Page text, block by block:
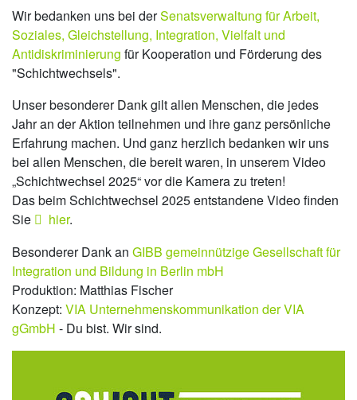
Wir bedanken uns bei derSenatsverwaltung für Arbeit,
Soziales, Gleichstellung, Integration, Vielfalt und
Antidiskriminierung für Kooperation und Förderung des
"Schichtwechsels".
Unser besonderer Dank gilt allen Menschen, die jedes
Jahr an der Aktion teilnehmen und ihre ganz persönliche
Erfahrung machen. Und ganz herzlich bedanken wir uns
bei allen Menschen, die bereit waren, in unserem Video
„Schichtwechsel 2025“ vor die Kamera zu treten!
Das beim Schichtwechsel 2025 entstandene Video finden
Sie
hier.
Besonderer Dank an GIBB gemeinnützige Gesellschaft für
Integration und Bildung in Berlin mbH
Produktion: Matthias Fischer
Konzept: VIA Unternehmenskommunikation der VIA
gGmbH - Du bist. Wir sind.